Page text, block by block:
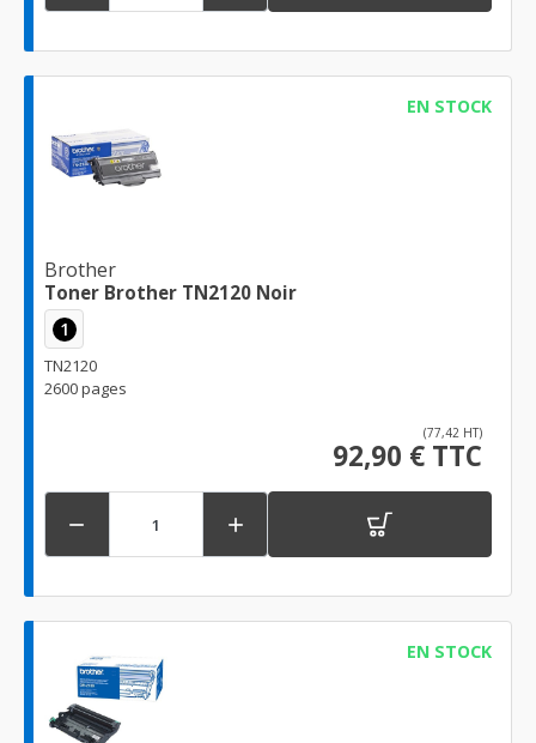
EN STOCK
Brother
Toner Brother TN2120 Noir
1
TN2120
2600 pages
(77,42 HT)
92,90 € TTC
 
EN STOCK